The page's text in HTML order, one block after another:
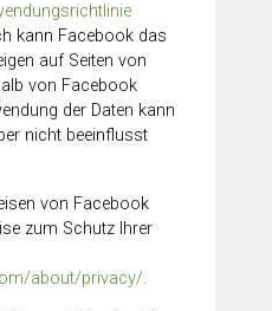
kann Facebook das
auf Seiten von
von Facebook
der Daten kann
nicht beeinflusst
von Facebook
zum Schutz Ihrer
about/privacy/.